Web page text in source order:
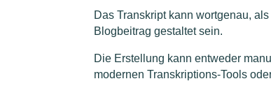
Das Transkript kann wortgenau,
Blogbeitrag gestaltet sein.
Die Erstellung kann entweder
modernen Transkriptions-Tools